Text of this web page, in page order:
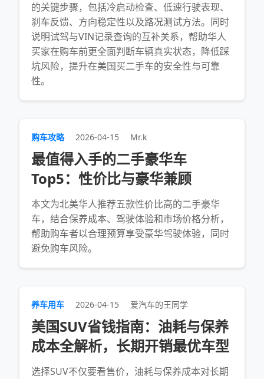
的关键步骤，包括冷启动检查、低速行驶表现、
刹车反馈、方向稳定性以及路况测试方法。同时
说明试驾与VIN记录查询的互补关系，帮助华人
买家在购车前更全面判断车辆真实状态，降低踩
坑风险，提升在美国买二手车的安全性与可靠
性。
购车攻略 2026-04-15 Mr.k
最值得入手的二手豪华车
Top5：性价比与豪华兼顾
本文为北美华人推荐五款性价比高的二手豪华
车，结合保养成本、驾驶体验和市场价格分析，
帮助购车者以合理预算享受豪华驾驶体验，同时
避免购车风险。
养车用车 2026-04-15 爱汽车的王同学
美国SUV省钱指南：油耗与保养
成本全解析，长期开销最优车型
选择SUV不仅要看售价，油耗与保养成本对长期